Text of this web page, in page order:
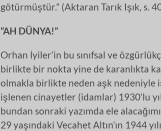
götürmüştür.” (Aktaran Tarık Işık, s.
“AH DÜNYA!”
Orhan İyiler’in bu sınıfsal ve
birlikte bir nokta yine de karanlıkta
olmakla birlikte neden aşk nedeniyle
işlenen cinayetler (idamlar) 1930’lu
bundan sonraki yazımda ele
29 yaşındaki Vecahet Altın’ın 1944